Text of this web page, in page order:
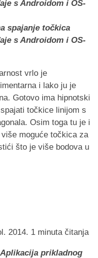
spajanje točkica
s Androidom i OS-
vrlo je
i lako ju je
Gotovo ima hipnotski
točkice linijom s
Osim toga tu je i
moguće točkica za
što je više bodova u
2014. 1 minuta čitanja
Aplikacija prikladnog